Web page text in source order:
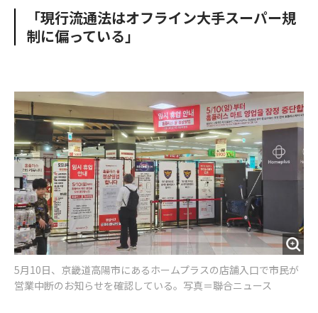
o
k
e
r
u
n
「現行流通法はオフライン大手スーパー規
制に偏っている」
5月10日、京畿道高陽市にあるホームプラスの店舗入口で市民が
営業中断のお知らせを確認している。写真＝聯合ニュース